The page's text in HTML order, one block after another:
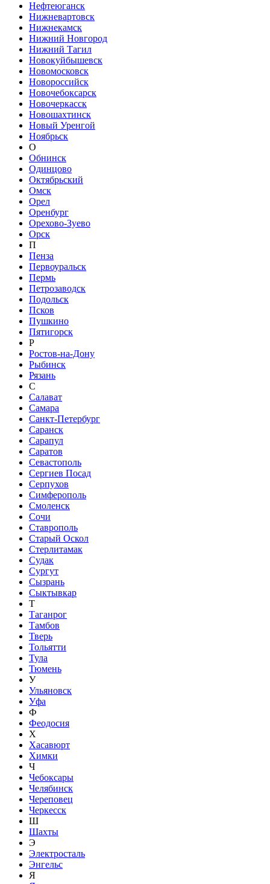
Нефтеюганск
Нижневартовск
Нижнекамск
Нижний Новгород
Нижний Тагил
Новокуйбышевск
Новомосковск
Новороссийск
Новочебоксарск
Новочеркасск
Новошахтинск
Новый Уренгой
Ноябрьск
О
Обнинск
Одинцово
Октябрьский
Омск
Орел
Оренбург
Орехово-Зуево
Орск
П
Пенза
Первоуральск
Пермь
Петрозаводск
Подольск
Псков
Пушкино
Пятигорск
Р
Ростов-на-Дону
Рыбинск
Рязань
С
Салават
Самара
Санкт-Петербург
Саранск
Сарапул
Саратов
Севастополь
Сергиев Посад
Серпухов
Симферополь
Смоленск
Сочи
Ставрополь
Старый Оскол
Стерлитамак
Судак
Сургут
Сызрань
Сыктывкар
Т
Таганрог
Тамбов
Тверь
Тольятти
Тула
Тюмень
У
Ульяновск
Уфа
Ф
Феодосия
Х
Хасавюрт
Химки
Ч
Чебоксары
Челябинск
Череповец
Черкесск
Ш
Шахты
Э
Электросталь
Энгельс
Я